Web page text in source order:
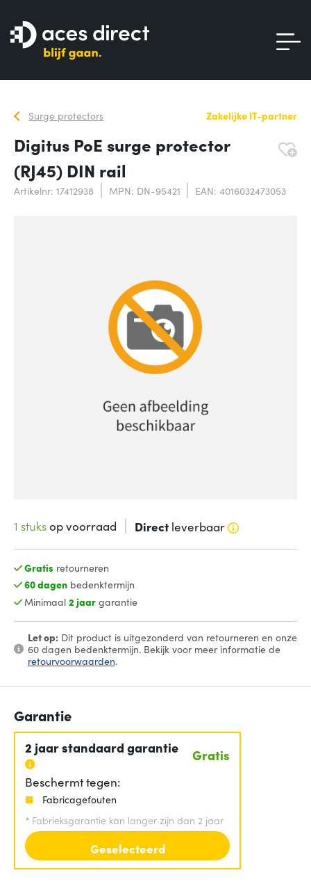
Surge protectors Zakelijke IT-partner
Digitus PoE surge protector
(RJ45) DIN rail
Artikelnr: 17412938 MPN: DN-95421 EAN: 4016032473053
1 stuksop voorraad Directleverbaar
Gratis retourneren
60 dagenbedenktermijn
Minimaal 2 jaargarantie
Let op:Dit product is uitgezonderd van retourneren en onze
60 dagen bedenktermijn. Bekijk voor meer informatie de
retourvoorwaarden.
Garantie
2 jaar standaard garantie Gratis
Beschermt tegen:
Fabricagefouten
* Fabrieksgarantie kan langer zijn dan 2 jaar
Geselecteerd